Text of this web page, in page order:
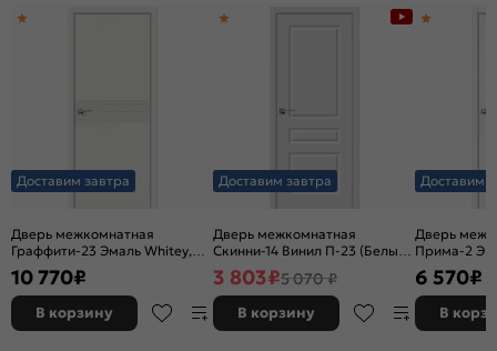
Доставим завтра
Дверь межкомнатная
Граффити-23 Эмаль Whitey,
без декора, глухая, без
стекла, без кромки, каркасно-
щитовая
10 770₽
В корзину
Доставим завтра
Дверь межкомнатная
Скинни-14 Винил П-23 (Белый),
глухая, скиновая
3 803₽5 070 ₽
В корзину
Доставим
Дверь
Прима-2
Melinga,
декора,
филенчатая
6 570₽
В